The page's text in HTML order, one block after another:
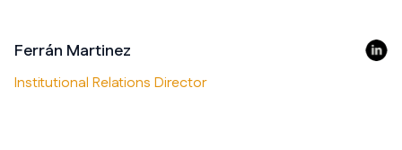
Ferrán Martinez
Institutional Relations Director